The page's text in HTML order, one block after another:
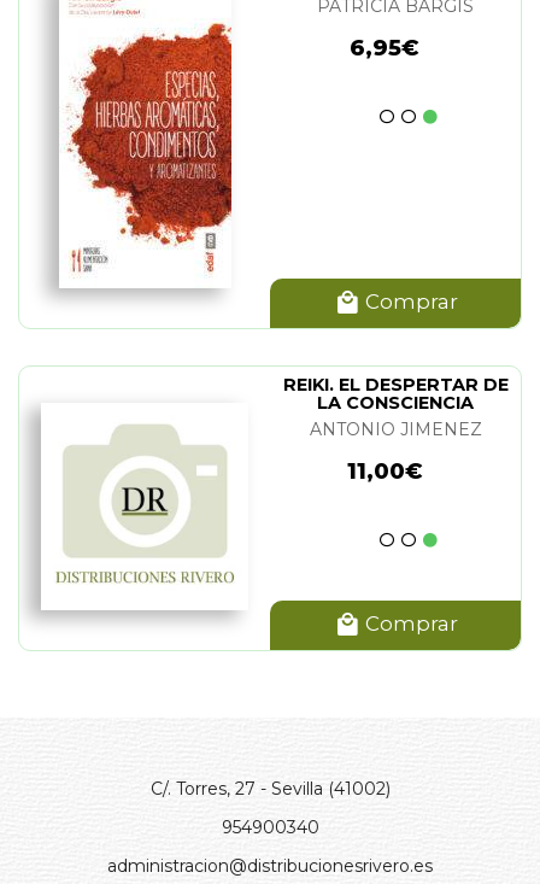
PATRICIA BARGIS
6,95€
Comprar
REIKI. EL DESPERTAR DE
LA CONSCIENCIA
ANTONIO JIMENEZ
11,00€
Comprar
C/. Torres, 27 - Sevilla (41002)
954900340
administracion@distribucionesrivero.es